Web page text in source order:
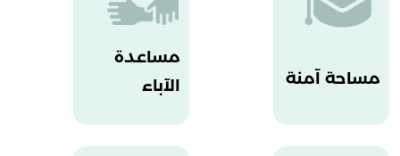
مساحة آمنة
مساعدة
الآباء